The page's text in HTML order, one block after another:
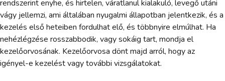
rendszerint enyhe, és hirtelen, váratlanul kialakuló, levegő utáni
vágy jellemzi, ami általában nyugalmi állapotban jelentkezik, és a
kezelés első heteiben fordulhat elő, és többnyire elmúlhat. Ha
nehézlégzése rosszabbodik, vagy sokáig tart, mondja el
kezelőorvosának. Kezelőorvosa dönt majd arról, hogy az
igényel-e kezelést vagy további vizsgálatokat.